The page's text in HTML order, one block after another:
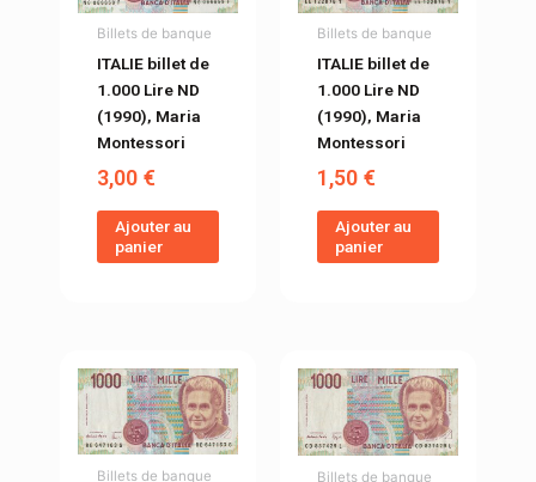
Billets de banque
ITALIE billet de
1.000 Lire ND
(1990), Maria
Montessori
3,00€
Ajouter au
panier
Billets de banque
ITALIE billet de
1.000 Lire ND
(1990), Maria
Montessori
1,50€
Ajouter au
panier
Billets de banque Billets de banque